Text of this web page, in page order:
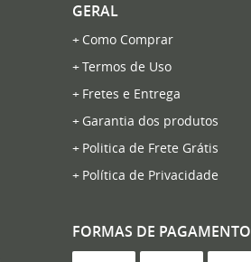
GERAL
Como Comprar
Termos de Uso
Fretes e Entrega
Garantia dos produtos
Politica de Frete Grátis
Política de Privacidade
FORMAS DE PAGAMENTO